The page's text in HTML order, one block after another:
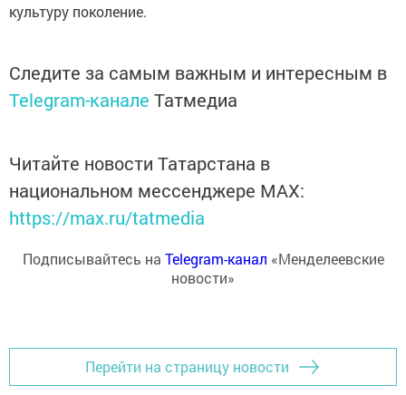
культуру поколение.
Следите за самым важным и интересным в
Telegram-канале Татмедиа
Читайте новости Татарстана в
национальном мессенджере MАХ:
https://max.ru/tatmedia
Подписывайтесь на Telegram-канал «Менделеевские
новости»
Перейти на страницу новости